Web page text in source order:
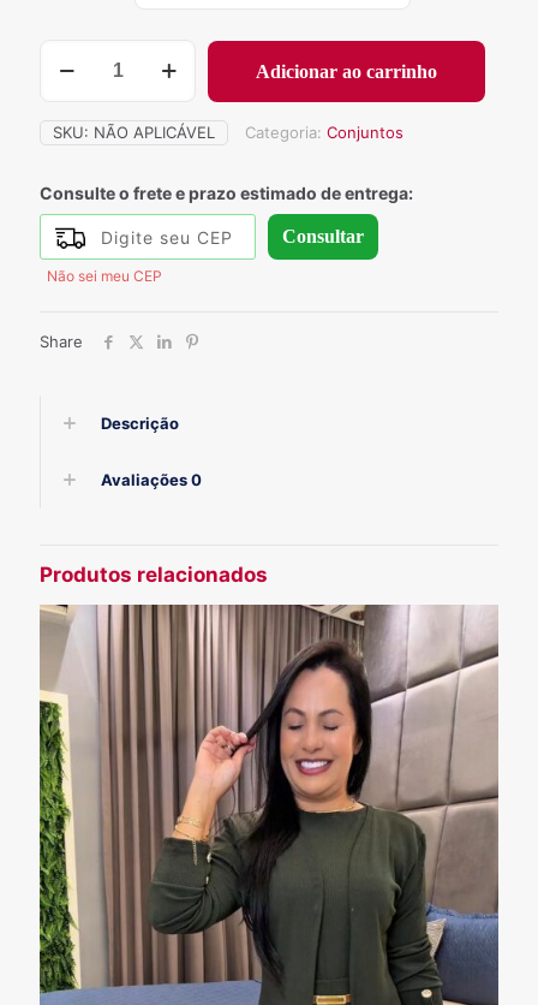
Conjunto
Juliana
quantidade
Adicionar ao carrinho
SKU: NÃO APLICÁVEL Categoria: Conjuntos
Consulte o frete e prazo estimado de entrega:
Consultar
Não sei meu CEP
Share
Descrição
Avaliações0
Produtos relacionados